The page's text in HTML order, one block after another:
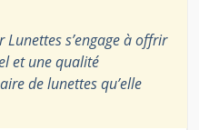
Lunettes s’engage à offrir
et une qualité
de lunettes qu’elle